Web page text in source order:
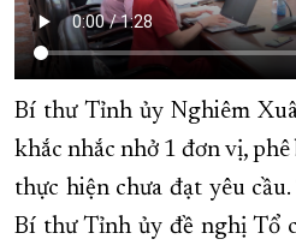
Bí thư Tỉnh ủy Nghiêm
khắc nhắc nhở 1 đơn vị,
thực hiện chưa đạt yêu
Bí thư Tỉnh ủy đề nghị Tổ